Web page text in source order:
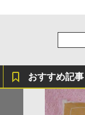
おすすめ記事